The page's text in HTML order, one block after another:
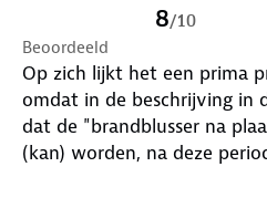
8/10
Beoordeeld
Op zich lijkt het een prima
omdat in de beschrijving in
dat de "brandblusser na
(kan) worden, na deze